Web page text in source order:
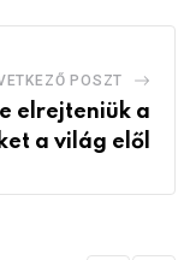
POSZT
elrejteniük a
a világ elől